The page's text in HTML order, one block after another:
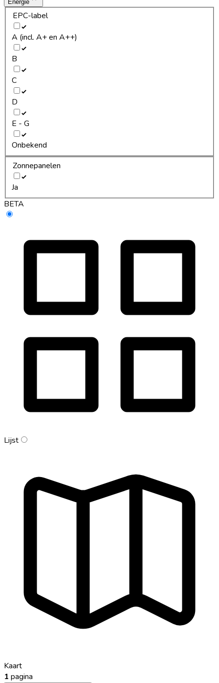
Energie
EPC-label
A (incl. A+ en A++)
B
C
D
E - G
Onbekend
Zonnepanelen
Ja
BETA
Lijst
Kaart
1 pagina